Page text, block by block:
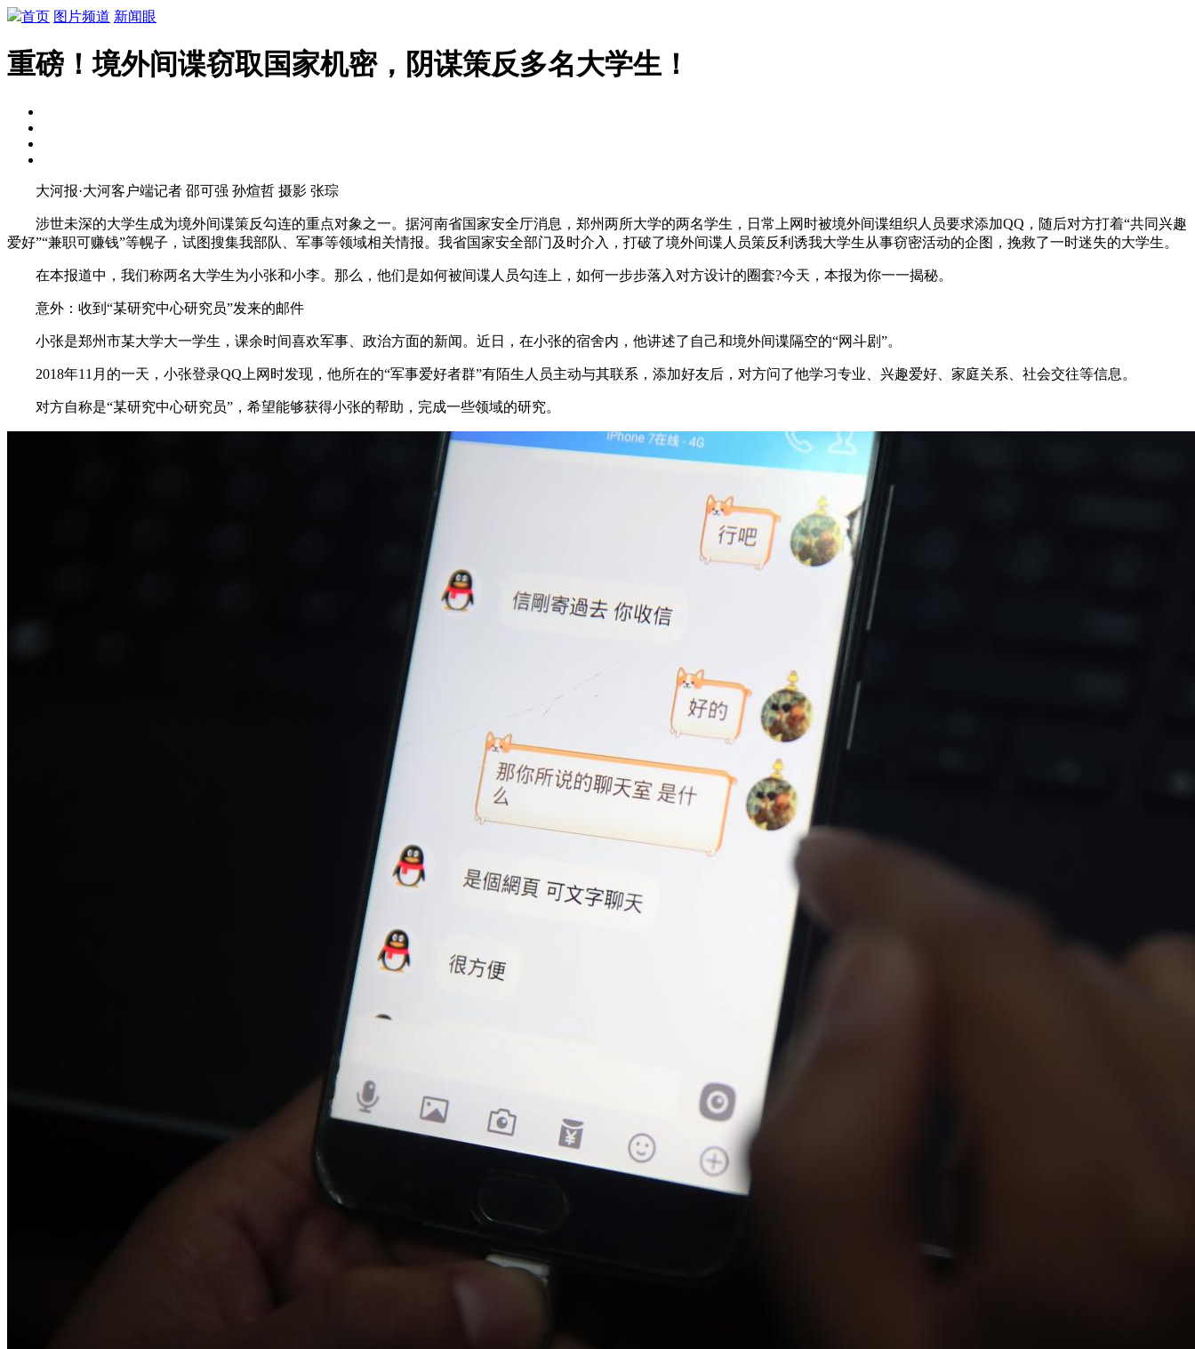
首页 图片频道 新闻眼
重磅！境外间谍窃取国家机密，阴谋策反多名大学生！
大河报·大河客户端记者 邵可强 孙煊哲 摄影 张琮
涉世未深的大学生成为境外间谍策反勾连的重点对象之一。据河南省国家安全厅消息，郑州两所大学的两名学生，日常上网时被境外间谍组织人员要求添加QQ，随后对方打着“共同兴趣
爱好”“兼职可赚钱”等幌子，试图搜集我部队、军事等领域相关情报。我省国家安全部门及时介入，打破了境外间谍人员策反利诱我大学生从事窃密活动的企图，挽救了一时迷失的大学生。
在本报道中，我们称两名大学生为小张和小李。那么，他们是如何被间谍人员勾连上，如何一步步落入对方设计的圈套?今天，本报为你一一揭秘。
意外：收到“某研究中心研究员”发来的邮件
小张是郑州市某大学大一学生，课余时间喜欢军事、政治方面的新闻。近日，在小张的宿舍内，他讲述了自己和境外间谍隔空的“网斗剧”。
2018年11月的一天，小张登录QQ上网时发现，他所在的“军事爱好者群”有陌生人员主动与其联系，添加好友后，对方问了他学习专业、兴趣爱好、家庭关系、社会交往等信息。
对方自称是“某研究中心研究员”，希望能够获得小张的帮助，完成一些领域的研究。